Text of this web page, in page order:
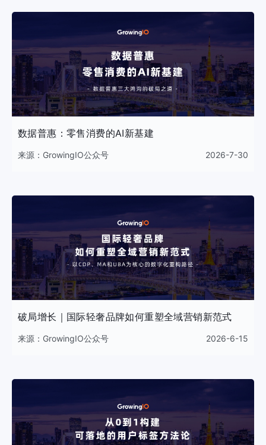
数据普惠：零售消费的AI新基建
来源： GrowingIO公众号 2026-7-30
破局增长｜国际轻奢品牌如何重塑全域营销新范式
来源： GrowingIO公众号 2026-6-15